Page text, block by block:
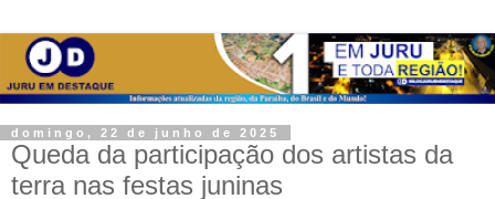
domingo, 22 de junho de 2025
Queda da participação dos artistas da
terra nas festas juninas